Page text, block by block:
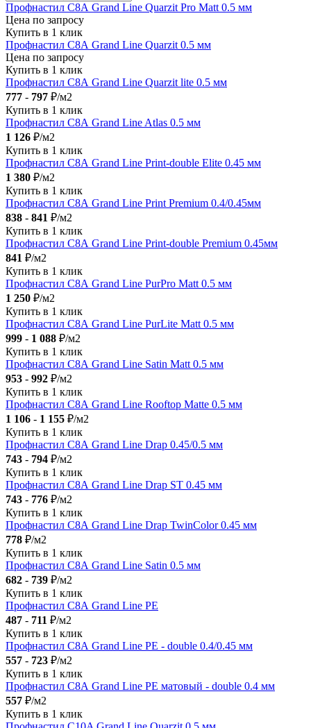
Профнастил С8А Grand Line Quarzit Pro Matt 0.5 мм
Цена по запросу
Купить в 1 клик
Профнастил С8А Grand Line Quarzit 0.5 мм
Цена по запросу
Купить в 1 клик
Профнастил С8А Grand Line Quarzit lite 0.5 мм
777 - 797 ₽/м2
Купить в 1 клик
Профнастил С8А Grand Line Atlas 0.5 мм
1 126 ₽/м2
Купить в 1 клик
Профнастил С8А Grand Line Print-double Elite 0.45 мм
1 380 ₽/м2
Купить в 1 клик
Профнастил С8А Grand Line Print Premium 0.4/0.45мм
838 - 841 ₽/м2
Купить в 1 клик
Профнастил С8А Grand Line Print-double Premium 0.45мм
841 ₽/м2
Купить в 1 клик
Профнастил С8А Grand Line PurPro Matt 0.5 мм
1 250 ₽/м2
Купить в 1 клик
Профнастил С8А Grand Line PurLite Мatt 0.5 мм
999 - 1 088 ₽/м2
Купить в 1 клик
Профнастил С8А Grand Line Satin Мatt 0.5 мм
953 - 992 ₽/м2
Купить в 1 клик
Профнастил С8А Grand Line Rooftop Matte 0.5 мм
1 106 - 1 155 ₽/м2
Купить в 1 клик
Профнастил С8А Grand Line Drap 0.45/0.5 мм
743 - 794 ₽/м2
Купить в 1 клик
Профнастил С8А Grand Line Drap ST 0.45 мм
743 - 776 ₽/м2
Купить в 1 клик
Профнастил С8А Grand Line Drap TwinColor 0.45 мм
778 ₽/м2
Купить в 1 клик
Профнастил С8А Grand Line Satin 0.5 мм
682 - 739 ₽/м2
Купить в 1 клик
Профнастил С8А Grand Line PE
487 - 711 ₽/м2
Купить в 1 клик
Профнастил С8А Grand Line PE - double 0.4/0.45 мм
557 - 723 ₽/м2
Купить в 1 клик
Профнастил С8А Grand Line PE матовый - double 0.4 мм
557 ₽/м2
Купить в 1 клик